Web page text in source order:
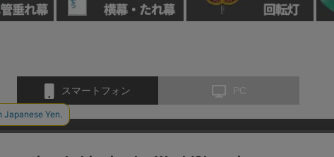
スマートフォン PC